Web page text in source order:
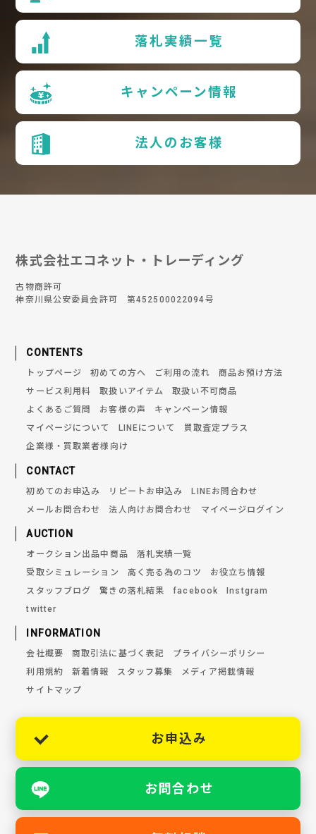
落札実績一覧
キャンペーン情報
法人のお客様
株式会社エコネット・トレーディング
古物商許可
神奈川県公安委員会許可 第452500022094号
CONTENTS
トップページ 初めての方へ ご利用の流れ
商品お預け方法
サービス利用料
取扱いアイテム
取扱い不可商品
よくあるご質問
お客様の声
キャンペーン情報
マイページについて
LINEについて
買取査定プラス
企業様・買取業者様向け
CONTACT
初めてのお申込み リピートお申込み
LINEお問合わせ
メールお問合わせ
法人向けお問合わせ マイページログイン
AUCTION
オークション出品中商品
落札実績一覧
受取シミュレーション
高く売る為のコツ
お役立ち情報
スタッフブログ
驚きの落札結果 facebook
Instgram
twitter
INFORMATION
会社概要 商取引法に基づく表記
プライバシーポリシー
利用規約
新着情報 スタッフ募集
メディア掲載情報
サイトマップ
お申込み
お問合わせ